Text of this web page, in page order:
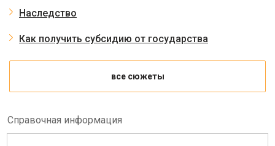
Наследство
Как получить субсидию от государства
все сюжеты
Справочная информация